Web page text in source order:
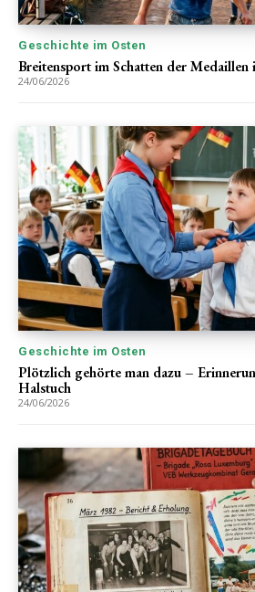
Geschichte im Osten
Breitensport im Schatten der
24/06/2026
Geschichte im Osten
Plötzlich gehörte man dazu –
Halstuch
24/06/2026